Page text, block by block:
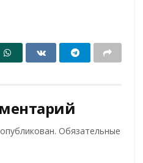
Обязательные